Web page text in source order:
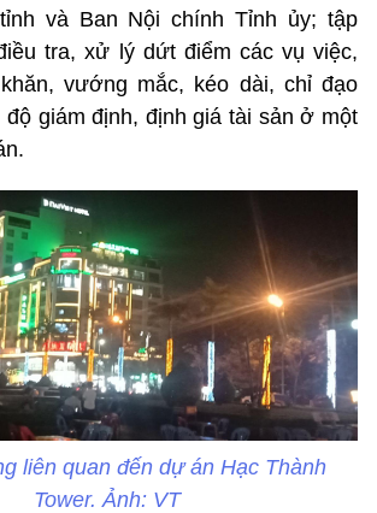
và Ban Nội chính Tỉnh ủy; tập
tra, xử lý dứt điểm các vụ việc,
vướng mắc, kéo dài, chỉ đạo
độ giám định, định giá tài sản ở một
liên quan đến dự án Hạc Thành
Tower. Ảnh: VT